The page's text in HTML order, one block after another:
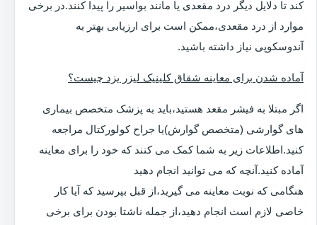
کند تا دلایل دیگر درد مقعدی یا مانند بواسیر را پیدا کنند.در برخی
موارد از درد مقعدی،ممکن است برای ارزیابی بهتر به
آندوسکوپی نیاز داشته باشید.
آماده شدن برای معاینه شقاق کلینیک لیزر یزد چیست؟
اگر مبتلا به فیشر مقعد هستید،باید به پزشک متخصص بیماری
های گوارشی (متخصص گوارش)یا جراح کولورکتال مراجعه
کنید.اطلاعات زیر به شما کمک می کنند که خود را برای معاینه
آماده کنید.آنچه که می توانید انجام دهید
هنگامی که نوبت معاینه می گیرید،از قبل بپرسید که آیا کار
خاصی لازم است انجام دهید،از جمله ناشتا بودن برای برخی